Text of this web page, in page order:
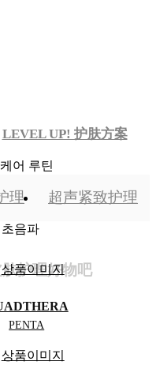
LEVEL UP! 护肤方案
护理好物吧
理 超声紧致护理
PENTA